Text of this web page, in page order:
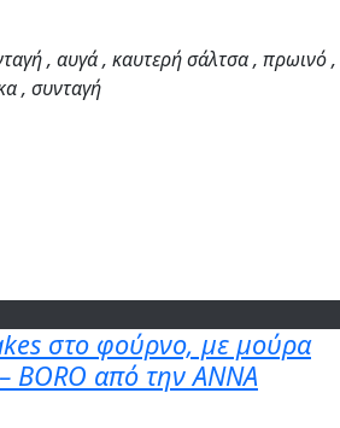
, αυγά , καυτερή σάλτσα , πρωινό ,
, συνταγή
στο φούρνο, με μούρα
BORO από την ΑΝΝΑ